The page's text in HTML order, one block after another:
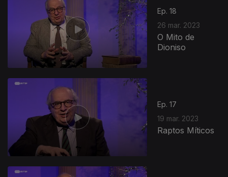
Ep. 18
26 mar. 2023
O Mito de
Dioniso
Ep. 17
19 mar. 2023
Raptos Míticos
676433